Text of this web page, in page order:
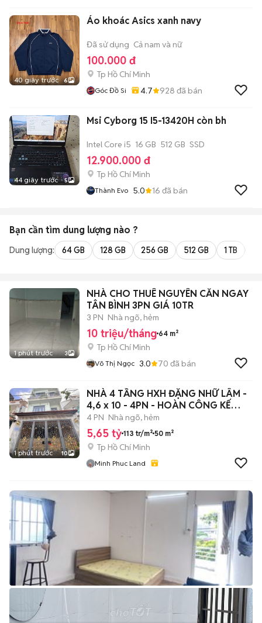
40 giây trước 6
Áo khoác Asics xanh navy
Đã sử dụng Cả nam và nữ
100.000 đ
Tp Hồ Chí Minh
Góc Đồ Si 4.7 928 đã bán
44 giây trước 5
Msi Cyborg 15 I5-13420H còn bh
Intel Core i5 16 GB 512 GB SSD
12.900.000 đ
Tp Hồ Chí Minh
Thành Evo 5.0 16 đã bán
Bạn cần tìm dung lượng nào ?
Dung lượng: 64 GB 128 GB 256 GB 512 GB 1 TB
1 phút trước 3
NHÀ CHO THUÊ NGUYÊN CĂN NGAY
TÂN BÌNH 3PN GIÁ 10TR
3 PN Nhà ngõ, hẻm
10 triệu/tháng 64 m²
Tp Hồ Chí Minh
Võ Thị Ngọc 3.0 70 đã bán
1 phút trước 10
NHÀ 4 TẦNG HXH ĐẶNG NHỮ LÂM -
4,6 x 10 - 4PN - HOÀN CÔNG KẾ
QUẬN 7
4 PN Nhà ngõ, hẻm
5,65 tỷ 113 tr/m² 50 m²
Tp Hồ Chí Minh
Minh Phuc Land